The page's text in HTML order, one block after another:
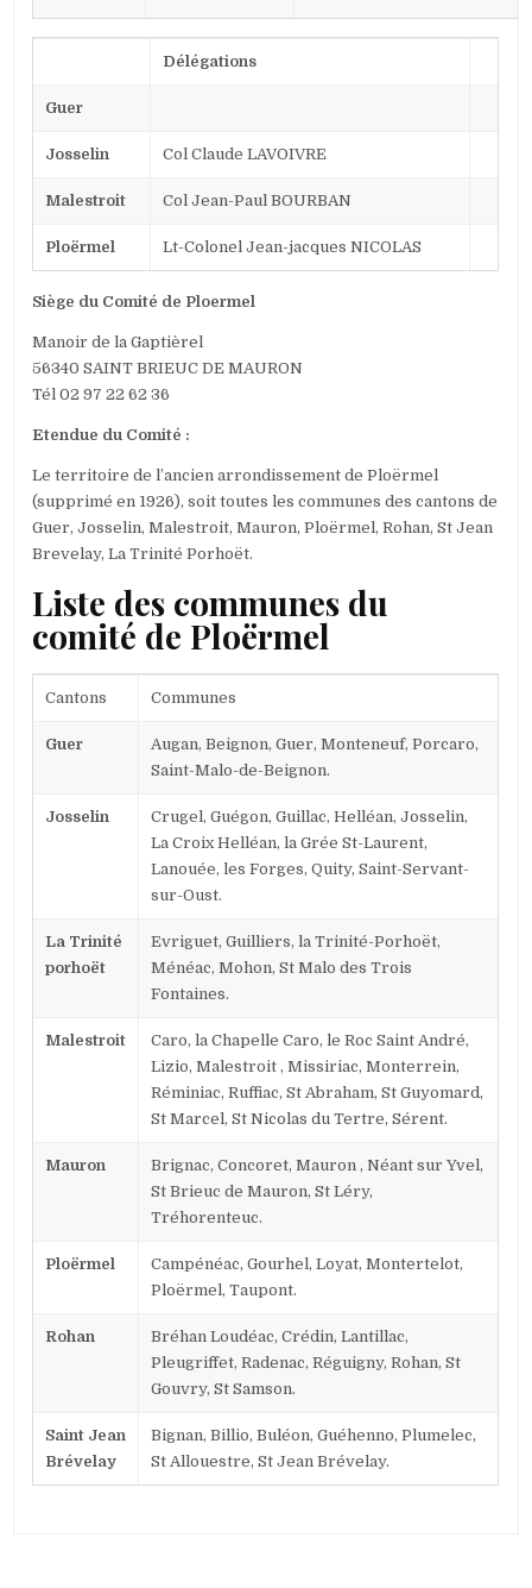
Délégations
Guer
Josselin Col Claude LAVOIVRE
Malestroit Col Jean-Paul BOURBAN
Ploërmel Lt-Colonel Jean-jacques NICOLAS
Siège du Comité de Ploermel
Manoir de la Gaptièrel
56340 SAINT BRIEUC DE MAURON
Tél 02 97 22 62 36
Etendue du Comité :
Le territoire de l’ancien arrondissement de Ploërmel
(supprimé en 1926), soit toutes les communes des cantons de
Guer, Josselin, Malestroit, Mauron, Ploërmel, Rohan, St Jean
Brevelay, La Trinité Porhoët.
Liste des communes du
comité de Ploërmel
Cantons Communes
Guer
Augan, Beignon, Guer, Monteneuf, Porcaro,
Saint-Malo-de-Beignon.
Josselin
Crugel, Guégon, Guillac, Helléan, Josselin,
La Croix Helléan, la Grée St-Laurent,
Lanouée, les Forges, Quity, Saint-Servant-
sur-Oust.
La Trinité
porhoët
Evriguet, Guilliers, la Trinité-Porhoët,
Ménéac, Mohon, St Malo des Trois
Fontaines.
Malestroit
Caro, la Chapelle Caro, le Roc Saint André,
Lizio, Malestroit , Missiriac, Monterrein,
Réminiac, Ruffiac, St Abraham, St Guyomard,
St Marcel, St Nicolas du Tertre, Sérent.
Mauron
Brignac, Concoret, Mauron , Néant sur Yvel,
St Brieuc de Mauron, St Léry,
Tréhorenteuc.
Ploërmel
Campénéac, Gourhel, Loyat, Montertelot,
Ploërmel, Taupont.
Rohan
Bréhan Loudéac, Crédin, Lantillac,
Pleugriffet, Radenac, Réguigny, Rohan, St
Gouvry, St Samson.
Saint Jean
Brévelay
Bignan, Billio, Buléon, Guéhenno, Plumelec,
St Allouestre, St Jean Brévelay.